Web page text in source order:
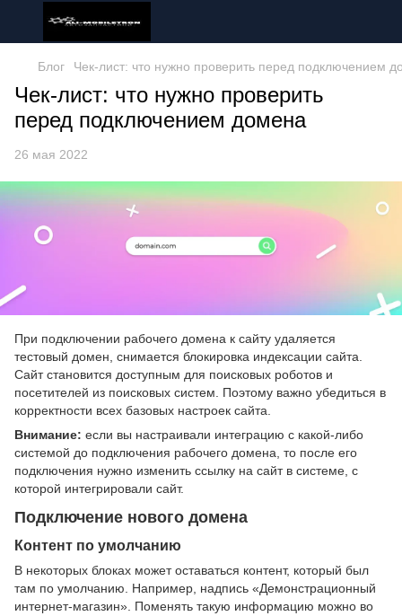
Блог Чек-лист: что нужно проверить перед подключением
Чек-лист: что нужно проверить
перед подключением домена
26 мая 2022
При подключении рабочего домена к сайту удаляется
тестовый домен, снимается блокировка индексации сайта.
Сайт становится доступным для поисковых роботов и
посетителей из поисковых систем. Поэтому важно убедиться в
корректности всех базовых настроек сайта.
Внимание: если вы настраивали интеграцию с какой-либо
системой до подключения рабочего домена, то после его
подключения нужно изменить ссылку на сайт в системе, с
которой интегрировали сайт.
Подключение нового домена
Контент по умолчанию
В некоторых блоках может оставаться контент, который был
там по умолчанию. Например, надпись «Демонстрационный
интернет-магазин». Поменять такую информацию можно во